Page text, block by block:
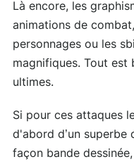
Là encore, les
animations de
personnages ou les
magnifiques. Tout
ultimes.
Si pour ces attaques
d'abord d’un superbe
façon bande